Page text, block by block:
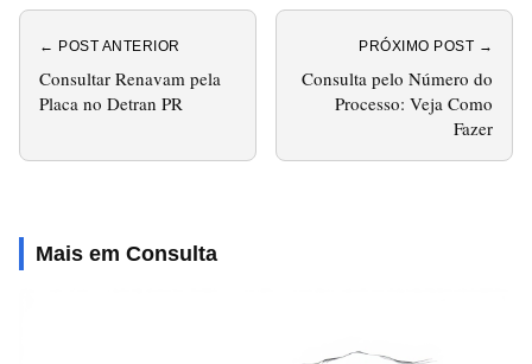
← POST ANTERIOR
Consultar Renavam pela
Placa no Detran PR
PRÓXIMO POST →
Consulta pelo Número do
Processo: Veja Como
Fazer
Mais em Consulta